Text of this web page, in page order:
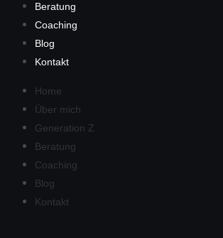
Beratung
Coaching
Blog
Kontakt
Home
Über mich
Generation Z
Beratung
Coaching
Blog
Kontakt